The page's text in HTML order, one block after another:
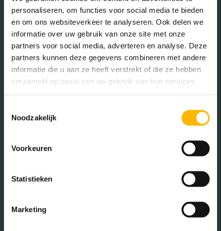
personaliseren, om functies voor social media te bieden
en om ons websiteverkeer te analyseren. Ook delen we
informatie over uw gebruik van onze site met onze
partners voor social media, adverteren en analyse. Deze
partners kunnen deze gegevens combineren met andere
informatie die u aan ze heeft verstrekt of die ze hebben
verzameld op basis van uw gebruik van hun services.
Noodzakelijk
Voorkeuren
Statistieken
Marketing
Bakkerij Banken
Stadhuis Luchthaven
Metrostation Musea
Parken Parkeerplaats
Restaurant
Treinstation